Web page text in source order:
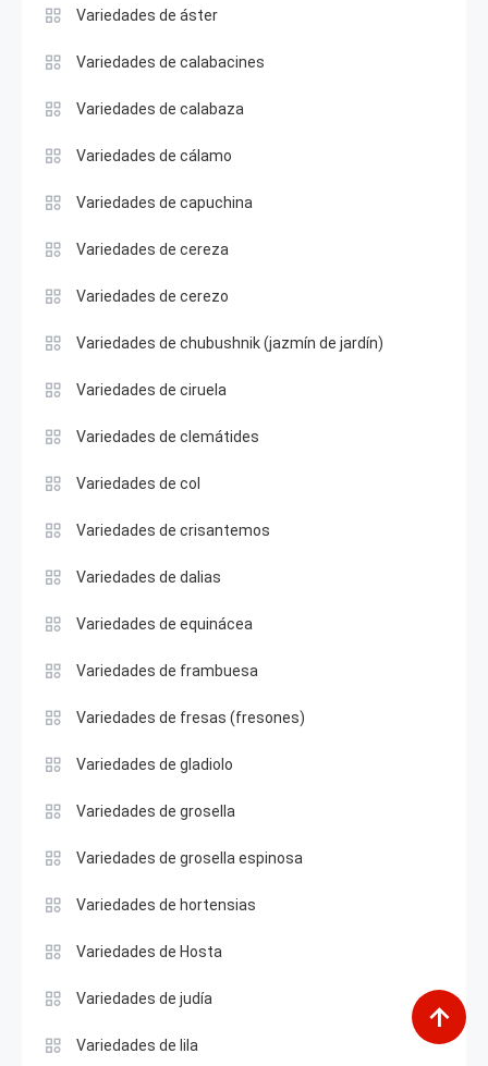
Variedades de áster
Variedades de calabacines
Variedades de calabaza
Variedades de cálamo
Variedades de capuchina
Variedades de cereza
Variedades de cerezo
Variedades de chubushnik (jazmín de jardín)
Variedades de ciruela
Variedades de clemátides
Variedades de col
Variedades de crisantemos
Variedades de dalias
Variedades de equinácea
Variedades de frambuesa
Variedades de fresas (fresones)
Variedades de gladiolo
Variedades de grosella
Variedades de grosella espinosa
Variedades de hortensias
Variedades de Hosta
Variedades de judía
Variedades de lila